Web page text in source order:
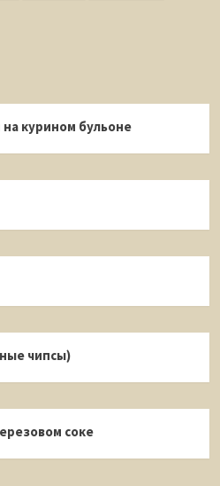
курином бульоне
чипсы)
соке